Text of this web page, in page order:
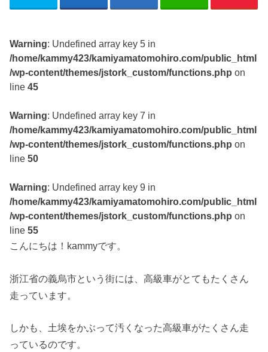
Warning: Undefined array key 5 in
/home/kammy423/kamiyamatomohiro.com/public_html
/wp-content/themes/jstork_custom/functions.php on
line45
Warning: Undefined array key 7 in
/home/kammy423/kamiyamatomohiro.com/public_html
/wp-content/themes/jstork_custom/functions.php on
line50
Warning: Undefined array key 9 in
/home/kammy423/kamiyamatomohiro.com/public_html
/wp-content/themes/jstork_custom/functions.php on
line55
こんにちは！kammyです。
浙江省の義烏市という街には、高級車がとてもたくさん
走っています。
しかも、土埃をかぶって汚くなった高級車がたくさん走
っているのです。